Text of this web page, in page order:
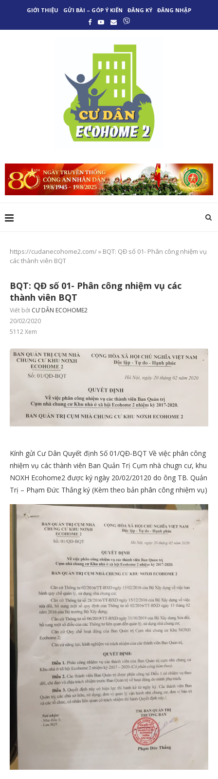
GIỚI THIỆU GỬI BÀI – GÓP Ý KIẾN ĐĂNG KÝ ĐĂNG NHẬP
https://cudanecohome2.com/» BQT: QĐ số 01- Phân công nhiệm vụ
các thành viên BQT
BQT: QĐ số 01- Phân công nhiệm vụ các
thành viên BQT
Viết bởi CƯ DÂN ECOHOME2
20/02/2020
5112Xem
Kính gửi Cư Dân Quyết định Số 01/QĐ-BQT Về việc phân công
nhiệm vụ các thành viên Ban Quản Trị Cụm nhà chugn cư, khu
NOXH Ecohome2 được ký ngày 20/02/20120 do ông TB. Quản
Trị – Phạm Đức Thắng ký (Kèm theo bản phân công nhiệm vụ)